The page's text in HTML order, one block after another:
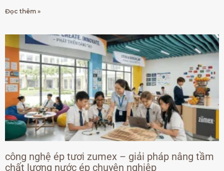
Đọc thêm »
công nghệ ép tươi zumex – giải pháp nâng tầm
chất lượng nước ép chuyên nghiệp